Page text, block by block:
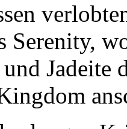
Serenity,
Jadeite